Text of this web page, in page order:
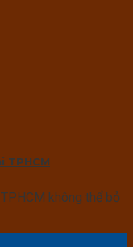
TPHCM
không thể bỏ